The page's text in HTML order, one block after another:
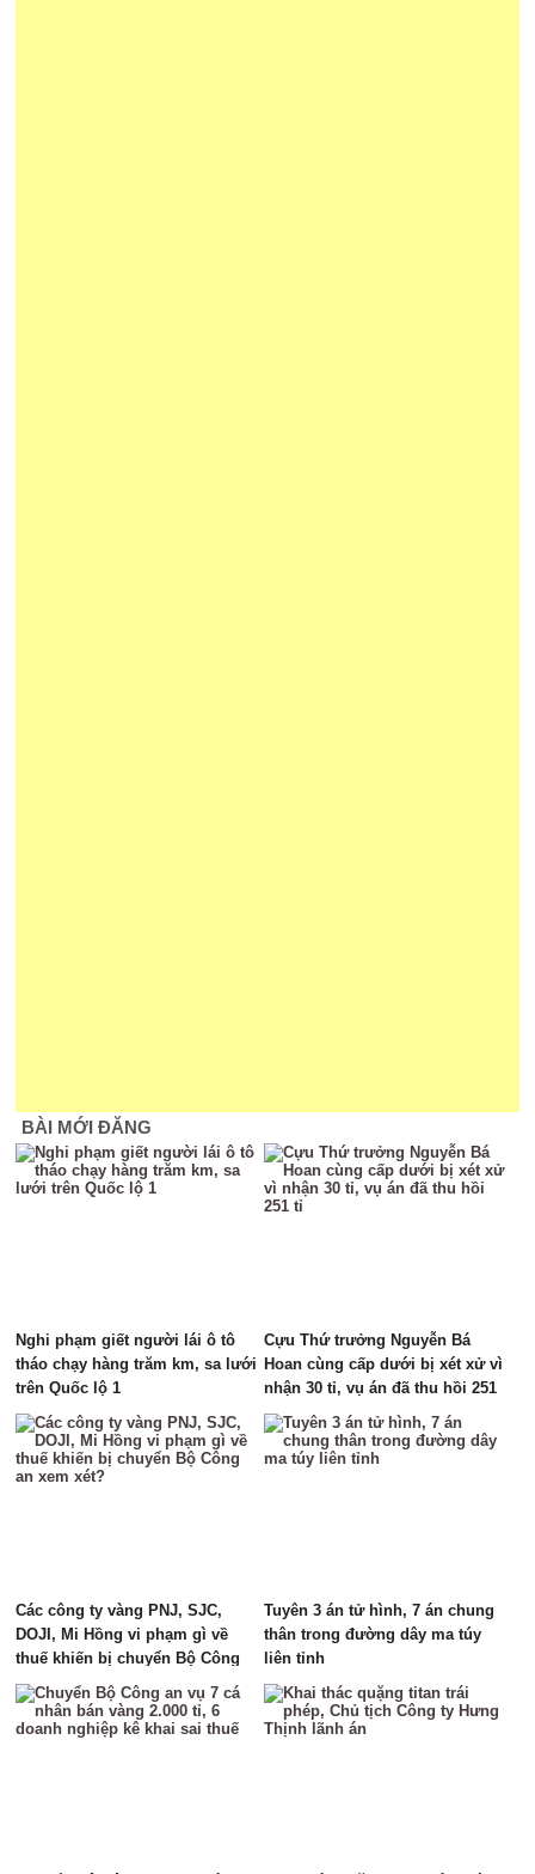
BÀI MỚI ĐĂNG
Nghi phạm giết người lái ô tô
tháo chạy hàng trăm km, sa lưới
trên Quốc lộ 1
Cựu Thứ trưởng Nguyễn Bá
Hoan cùng cấp dưới bị xét xử vì
nhận 30 tỉ, vụ án đã thu hồi 251
tỉ
Các công ty vàng PNJ, SJC,
DOJI, Mi Hồng vi phạm gì về
thuế khiến bị chuyển Bộ Công
an xem xét?
Tuyên 3 án tử hình, 7 án chung
thân trong đường dây ma túy
liên tỉnh